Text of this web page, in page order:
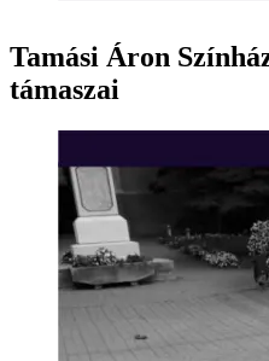
Tamási Áron
támaszai